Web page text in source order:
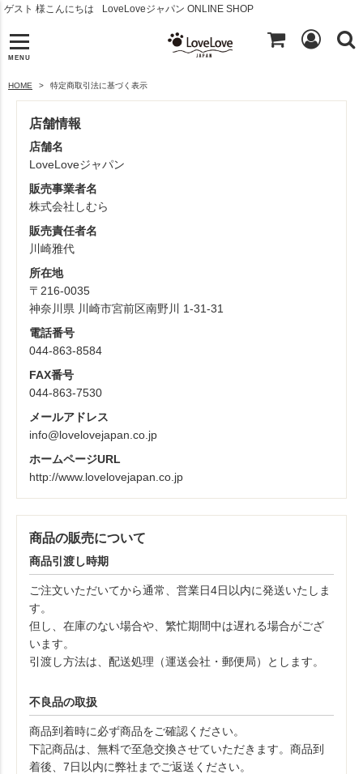
LoveLoveジャパン ONLINE SHOP
ゲスト 様こんにちは
MENU
HOME 特定商取引法に基づく表示
店舗情報
店舗名
LoveLoveジャパン
販売事業者名
株式会社しむら
販売責任者名
川崎雅代
所在地
〒216-0035
神奈川県 川崎市宮前区南野川 1-31-31
電話番号
044-863-8584
FAX番号
044-863-7530
メールアドレス
info@lovelovejapan.co.jp
ホームページURL
http://www.lovelovejapan.co.jp
商品の販売について
商品引渡し時期
ご注文いただいてから通常、営業日4日以内に発送いたしま
す。
但し、在庫のない場合や、繁忙期間中は遅れる場合がござ
います。
引渡し方法は、配送処理（運送会社・郵便局）とします。
不良品の取扱
商品到着時に必ず商品をご確認ください。
下記商品は、無料で至急交換させていただきます。商品到
着後、7日以内に弊社までご返送ください。